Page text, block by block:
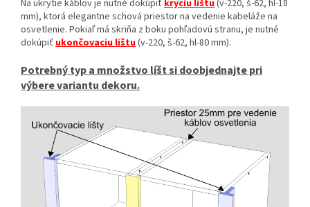
Na ukrytie káblov je nutné dokúpiť kryciu lištu(v-220, š-62, hl-18
mm), ktorá elegantne schová priestor na vedenie kabeláže na
osvetlenie. Pokiaľ má skriňa z boku pohľadovú stranu, je nutné
dokúpiť ukončovaciu lištu(v-220, š-62, hl-80 mm).
Potrebný typ a množstvo líšt si doobjednajte pri
výbere variantu dekoru.